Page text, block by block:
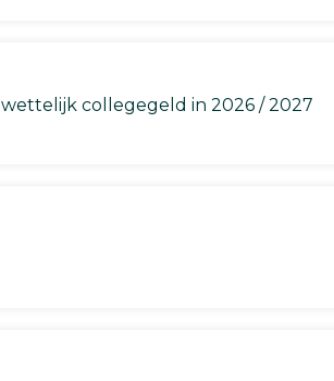
wettelijk collegegeld in 2026 / 2027